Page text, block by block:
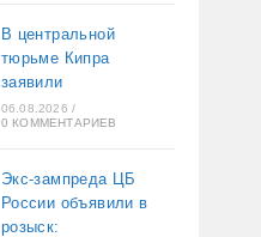
В центральной
тюрьме Кипра
заявили
06.08.2026 /
0 КОММЕНТАРИЕВ
Экс-зампреда ЦБ
России объявили в
розыск: